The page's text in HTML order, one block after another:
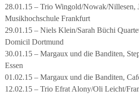
28.01.15 – Trio Wingold/Nowak/Nillesen,
Musikhochschule Frankfurt
29.01.15 – Niels Klein/Sarah Büchi
Domicil Dortmund
30.01.15 – Margaux und die Banditen,
Essen
01.02.15 – Margaux und die Banditen,
12.02.15 – Trio Efrat Alony/Oli Leicht/